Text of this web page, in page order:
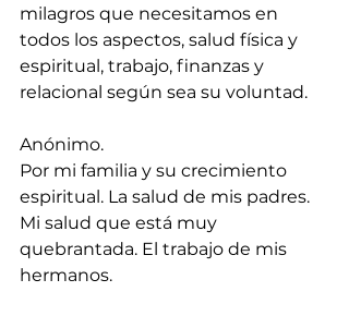
milagros que necesitamos en
todos los aspectos, salud física y
espiritual, trabajo, finanzas y
relacional según sea su voluntad.
Anónimo.
Por mi familia y su crecimiento
espiritual. La salud de mis padres.
⁠Mi salud que está muy
quebrantada. El trabajo de mis
hermanos.⁠